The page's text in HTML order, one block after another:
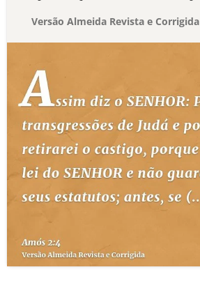
Versão Almeida Revista e Corrigida